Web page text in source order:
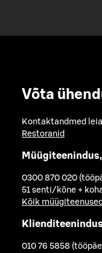
Võta
Kontaktandmed
Restoranid
0300 870 020
51 senti/kõne +
Kõik müügiteenused
Klienditeenindus
010 76 5858